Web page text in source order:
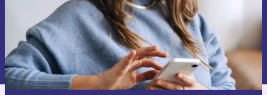
Zaregistrovať sa
Informácie o používaní osobných údajov nájdete v našich
Zásadách ochrany osobných údajov.